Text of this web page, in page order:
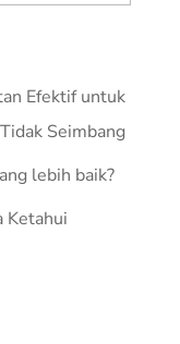
Efektif untuk
Seimbang
lebih baik?
Ketahui